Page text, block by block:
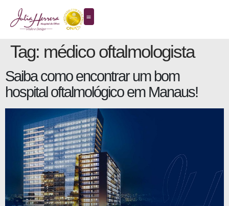
Tag: médico oftalmologista
Saiba como encontrar um bom
hospital oftalmológico em Manaus!